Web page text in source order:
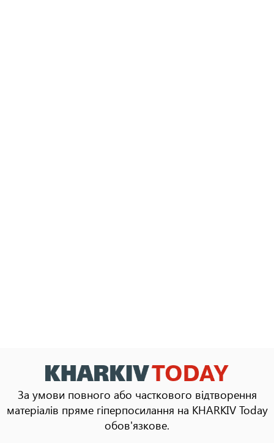
За умови повного або часткового відтворення
матеріалів пряме гіперпосилання на KHARKIV Today
обов'язкове.